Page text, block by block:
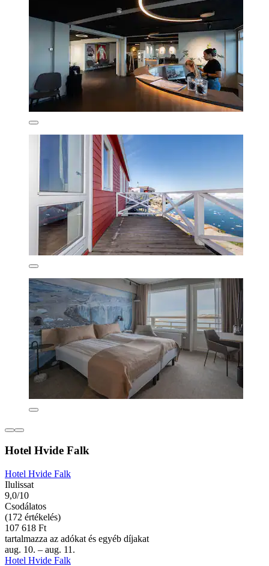
Hotel Hvide Falk
Hotel Hvide Falk
Ilulissat
9,0/10
Csodálatos
(172 értékelés)
107 618 Ft
tartalmazza az adókat és egyéb díjakat
aug. 10. – aug. 11.
Hotel Hvide Falk